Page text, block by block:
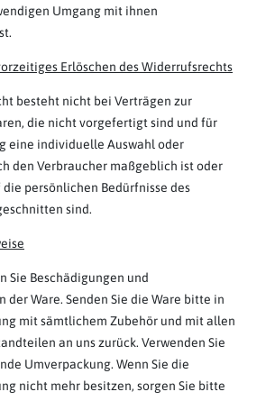
Umgang mit ihnen
Erlöschen des Widerrufsrechts
besteht nicht bei Verträgen zur
die nicht vorgefertigt sind und für
eine individuelle Auswahl oder
den Verbraucher maßgeblich ist oder
persönlichen Bedürfnisse des
sind.
Sie Beschädigungen und
der Ware. Senden Sie die Ware bitte in
mit sämtlichem Zubehör und mit allen
an uns zurück. Verwenden Sie
Umverpackung. Wenn Sie die
nicht mehr besitzen, sorgen Sie bitte